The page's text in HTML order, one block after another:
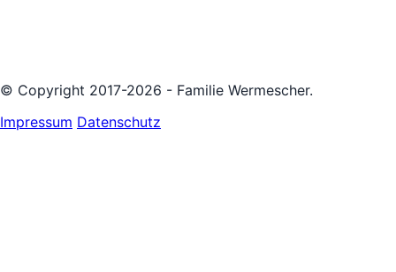
© Copyright 2017-2026 - Familie Wermescher.
Impressum Datenschutz